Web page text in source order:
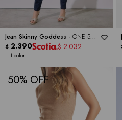
Jean Skinny Goddess - ONE 5
ONE
+ 1 color
$ 2.390 $ 2.032
50